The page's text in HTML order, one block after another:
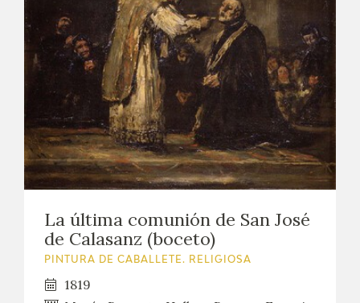
La última comunión de San José
de Calasanz (boceto)
PINTURA DE CABALLETE. RELIGIOSA
1819